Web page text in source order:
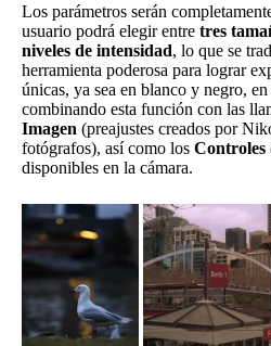
Los parámetros serán
usuario podrá elegir entre tres
niveles de intensidad, lo que se
herramienta poderosa para lograr
únicas, ya sea en blanco y negro,
combinando esta función con las
Imagen (preajustes creados por
fotógrafos), así como los Controles
disponibles en la cámara.